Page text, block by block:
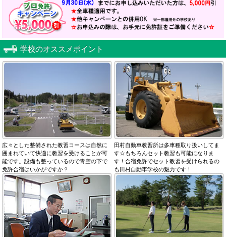
学校のオススメポイント
広々とした整備された教習コースは自然に
囲まれていて快適に教習を受けることが可
能です。設備も整っているので青空の下で
免許合宿はいかがですか？
田村自動車教習所は多車種取り扱いしてま
す☆もちろんセット教習も可能になりま
す！合宿免許でセット教習を受けられるの
も田村自動車学校の魅力です！